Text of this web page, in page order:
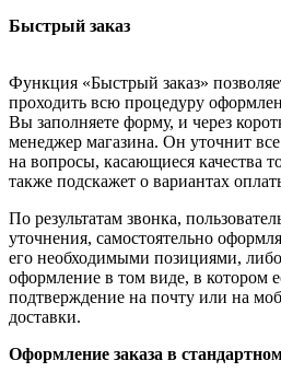
Быстрый заказ
Функция «Быстрый заказ»
проходить всю процедуру
Вы заполняете форму, и через
менеджер магазина. Он уточнит все
на вопросы, касающиеся качества
также подскажет о вариантах
По результатам звонка,
уточнения, самостоятельно
его необходимыми позициями, либо
оформление в том виде, в котором
подтверждение на почту или на
доставки.
Оформление заказа в